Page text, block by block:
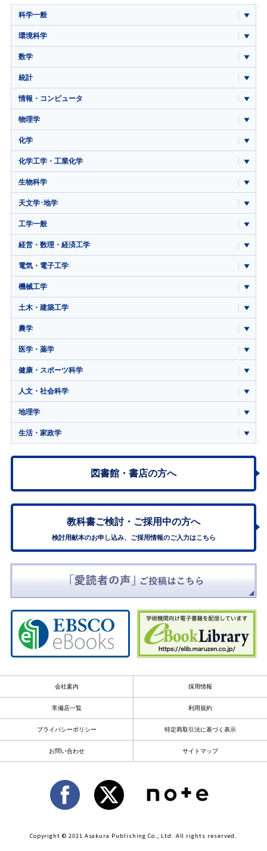
科学一般
環境科学
数学
統計
情報・コンピュータ
物理学
化学
化学工学・工業化学
生物科学
天文学･地学
工学一般
経営・数理・経済工学
電気・電子工学
機械工学
土木・建築工学
農学
医学・薬学
健康・スポーツ科学
人文・社会科学
地理学
生活・家政学
図書館・書店の方へ
教科書ご検討・ ご採用中の方へ
検討用献本のお申し込み、ご採用情報のご入力はこちら
会社案内 採用情報
常備店一覧 利用規約
プライバシーポリシー 特定商取引法に基づく表示
お問い合わせ サイトマップ
Copyright © 2021 Asakura Publishing Co., Ltd. All rights reserved.